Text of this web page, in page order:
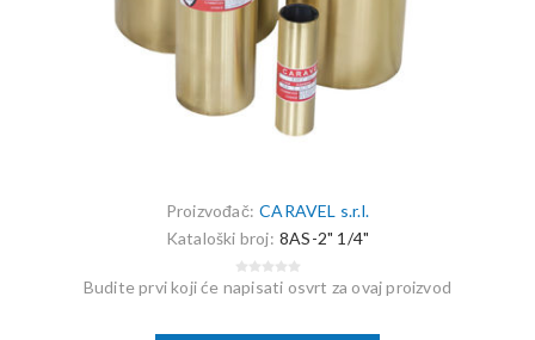
Proizvođač: CARAVEL s.r.l.
Kataloški broj: 8AS-2" 1/4"
Budite prvi koji će napisati osvrt za ovaj proizvod